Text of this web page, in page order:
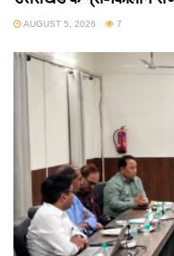
AUGUST 5, 2026 7